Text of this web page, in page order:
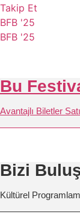
Takip Et
BFB '25
BFB '25
Bu
Avantajlı Biletler
Bizi
Kültürel